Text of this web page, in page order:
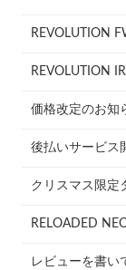
REVOLUTION
REVOLUTION
価格改定のお知
後払いサービス
クリスマス限定
RELOADED
レビューを書い